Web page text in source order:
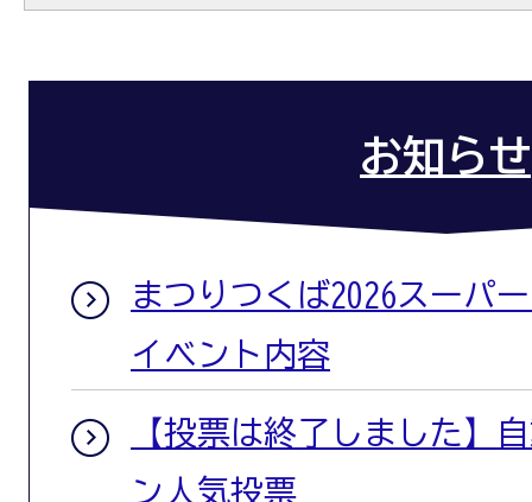
お知らせ
まつりつくば2026スーパ
イベント内容
【投票は終了しました】
ン人気投票